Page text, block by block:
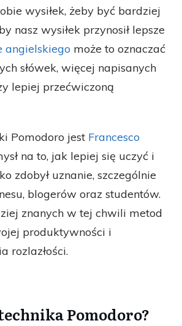
wysiłek, żeby być bardziej
nasz wysiłek przynosił lepsze
angielskiego może to oznaczać
słówek, więcej napisanych
lepiej przećwiczoną
Pomodoro jest Francesco
na to, jak lepiej się uczyć i
zdobył uznanie, szczególnie
blogerów oraz studentów.
znanych w tej chwili metod
produktywności i
rozlazłości.
Pomodoro?